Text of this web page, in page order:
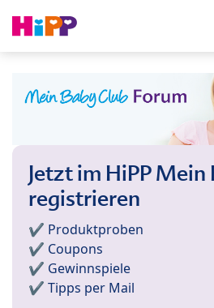
Jetzt im HiPP
registrieren
✔️ Produktproben
✔️ Coupons
✔️ Gewinnspiele
✔️ Tipps per Mail